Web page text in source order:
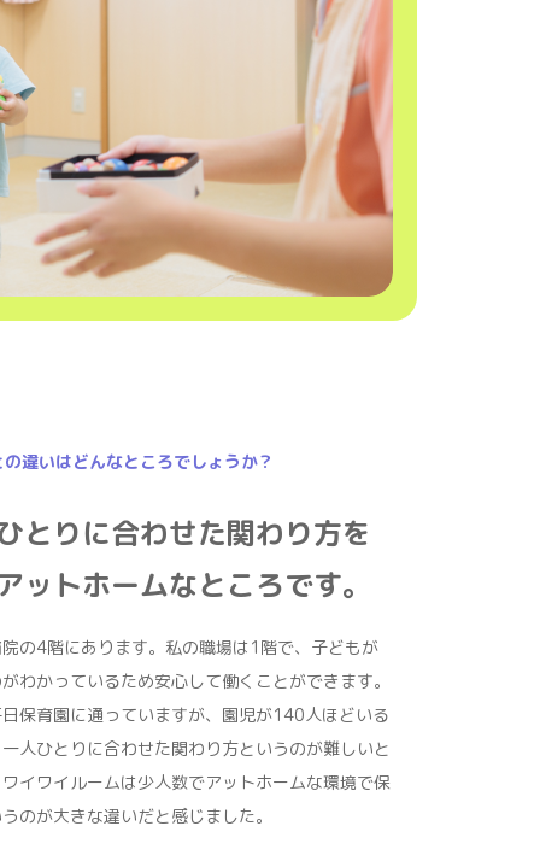
違いはどんなところでしょうか？
とりに合わせた関わり方を
ットホームなところです。
の4階にあります。私の職場は1階で、子どもが
わかっているため安心して働くことができます。
保育園に通っていますが、園児が140人ほどいる
人ひとりに合わせた関わり方というのが難しいと
イワイルームは少人数でアットホームな環境で保
のが大きな違いだと感じました。